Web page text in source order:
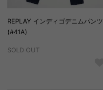
REPLAY インディゴデニムパンツ
(#41A)
SOLD OUT